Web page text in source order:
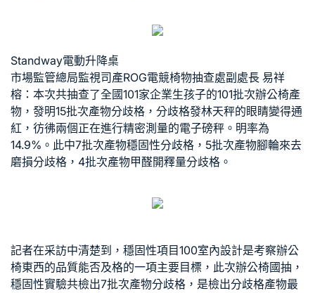
Standway電動升降桌
市場監管總局監視司產ROG電競椅物抽查處副處長 易祥
榕：本次共抽查了全國101家企業生孩子的101批次辦公椅產
物，發明15批次產物分歧格，分歧格發林天秤的眼睛變得通
紅，彷彿兩個正在進行精密測量的電子磅秤。明率為
14.9%。此中7批次產物穩固性分歧格，5批次產物腳輪來去
磨損分歧格，4批次產物甲醛開釋量分歧格。
記者在采訪中清楚到，穩固性項目100室內設計是考察辦公
椅東西的品質能否及格的一項主要目標，此次辦公椅國抽，
穩固性實驗共檢出7批次產物分歧格，是檢出分歧格產物最